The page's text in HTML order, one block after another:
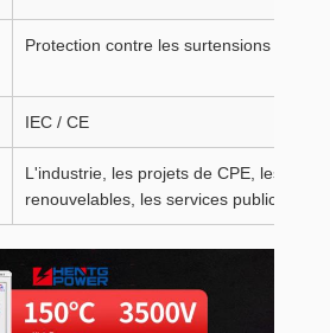
Protection contre les surtensions et les
IEC / CE
L'industrie, les projets de CPE, les
renouvelables, les services publics